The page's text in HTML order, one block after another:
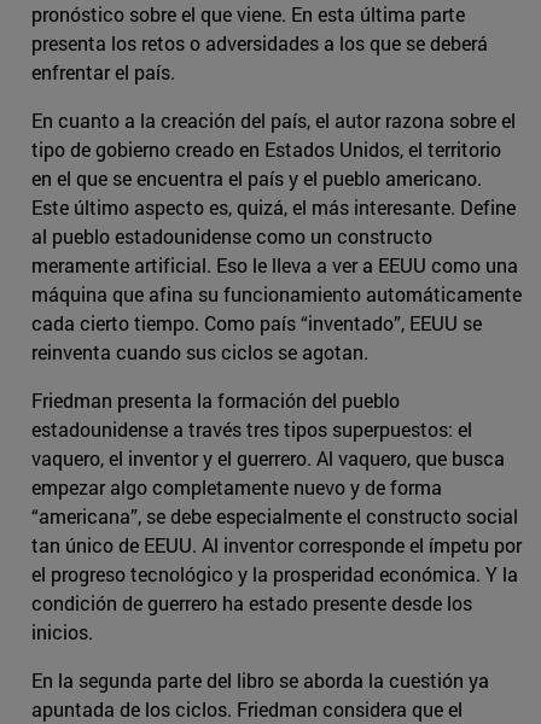
pronóstico sobre el que viene. En esta última parte
presenta los retos o adversidades a los que se deberá
enfrentar el país.
En cuanto a la creación del país, el autor razona sobre el
tipo de gobierno creado en Estados Unidos, el territorio
en el que se encuentra el país y el pueblo americano.
Este último aspecto es, quizá, el más interesante. Define
al pueblo estadounidense como un constructo
meramente artificial. Eso le lleva a ver a EEUU como una
máquina que afina su funcionamiento automáticamente
cada cierto tiempo. Como país “inventado”, EEUU se
reinventa cuando sus ciclos se agotan.
Friedman presenta la formación del pueblo
estadounidense a través tres tipos superpuestos: el
vaquero, el inventor y el guerrero. Al vaquero, que busca
empezar algo completamente nuevo y de forma
“americana”, se debe especialmente el constructo social
tan único de EEUU. Al inventor corresponde el ímpetu por
el progreso tecnológico y la prosperidad económica. Y la
condición de guerrero ha estado presente desde los
inicios.
En la segunda parte del libro se aborda la cuestión ya
apuntada de los ciclos. Friedman considera que el